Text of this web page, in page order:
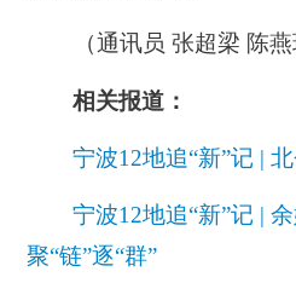
（通讯员 张超梁 陈燕
相关报道：
宁波12地追“新”记 |
宁波12地追“新”记 |
聚“链”逐“群”